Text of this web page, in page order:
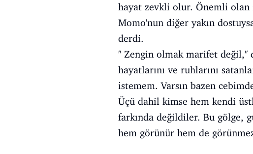
hayat zevkli olur. Önemli olan
Momo'nun diğer yakın
derdi.
'' Zengin olmak marifet değil,''
hayatlarını ve ruhlarını
istemem. Varsın bazen
Üçü dahil kimse hem kendi
farkında değildiler. Bu gölge,
hem görünür hem de